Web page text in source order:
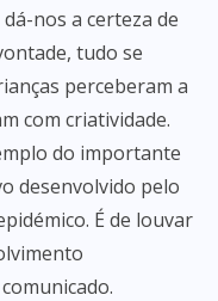
nos a certeza de
tudo se
perceberam a
com criatividade.
do importante
desenvolvido pelo
É de louvar